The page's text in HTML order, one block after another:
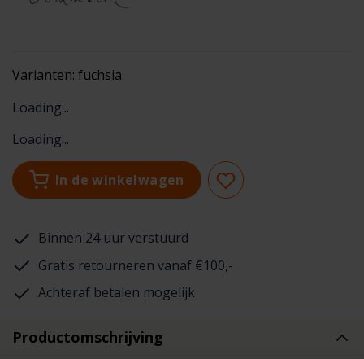
Varianten: fuchsia
Loading...
Loading...
In de winkelwagen
Binnen 24 uur verstuurd
Gratis retourneren vanaf €100,-
Achteraf betalen mogelijk
Productomschrijving